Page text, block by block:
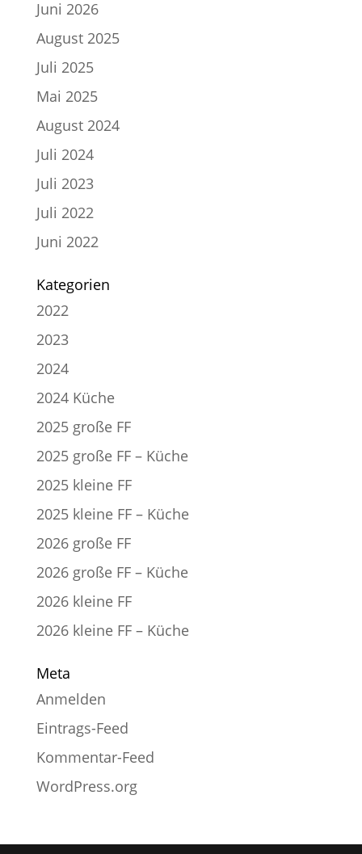
Juni 2026
August 2025
Juli 2025
Mai 2025
August 2024
Juli 2024
Juli 2023
Juli 2022
Juni 2022
Kategorien
2022
2023
2024
2024 Küche
2025 große FF
2025 große FF – Küche
2025 kleine FF
2025 kleine FF – Küche
2026 große FF
2026 große FF – Küche
2026 kleine FF
2026 kleine FF – Küche
Meta
Anmelden
Eintrags-Feed
Kommentar-Feed
WordPress.org